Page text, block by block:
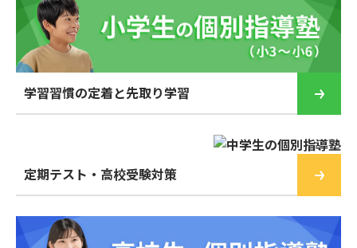
学習習慣の定着と先取り学習
定期テスト・高校受験対策